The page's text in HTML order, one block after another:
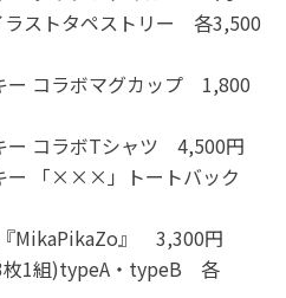
ラストタペストリー 各3,500
ー コラボマグカップ 1,800
ー コラボTシャツ 4,500円
ー 「×××」トートバック
MikaPikaZo』 3,300円
枚1組)typeA・typeB 各